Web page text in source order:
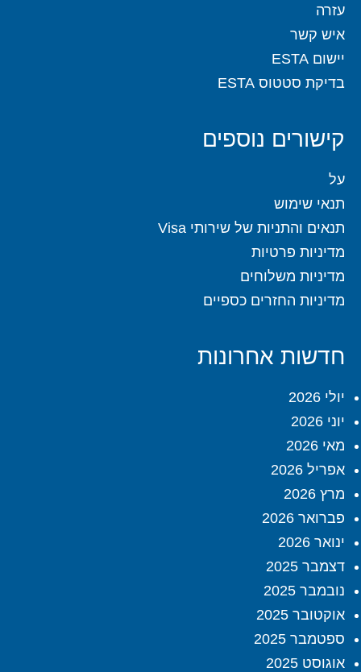
עזרה
איש קשר
יישום ESTA
בדיקת סטטוס ESTA
קישורים נוספים
על
תנאי שימוש
תנאים והתניות של שירותי Visa
מדיניות פרטיות
מדיניות משלוחים
מדיניות החזרים כספיים
חדשות אחרונות
יולי 2026
יוני 2026
מאי 2026
אפריל 2026
מרץ 2026
פברואר 2026
ינואר 2026
דצמבר 2025
נובמבר 2025
אוקטובר 2025
ספטמבר 2025
אוגוסט 2025